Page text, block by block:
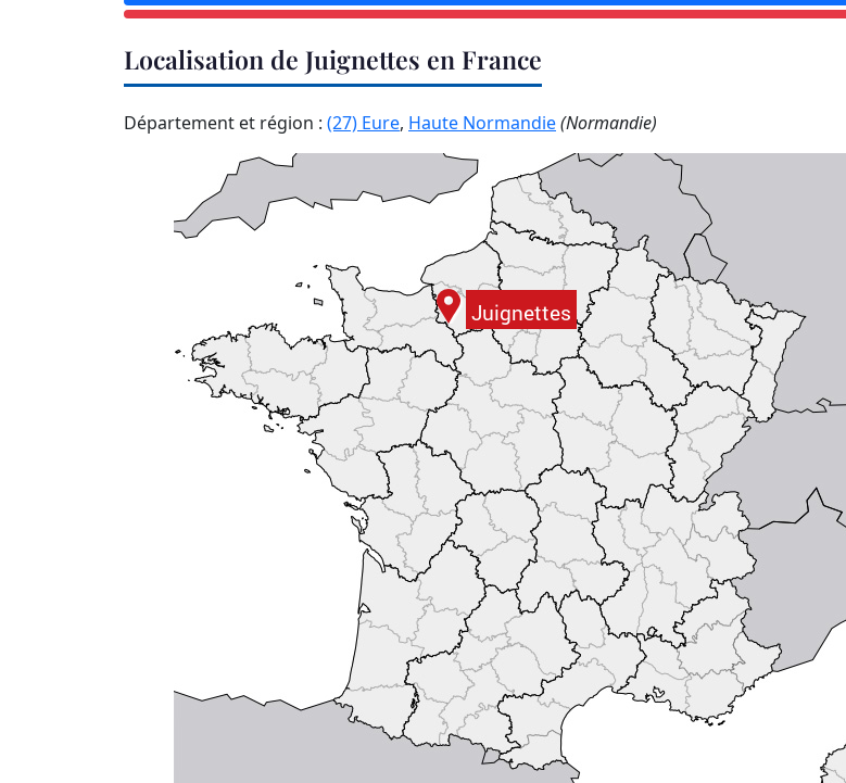
Localisation de Juignettes en France
Département et région : (27) Eure, Haute Normandie(Normandie)